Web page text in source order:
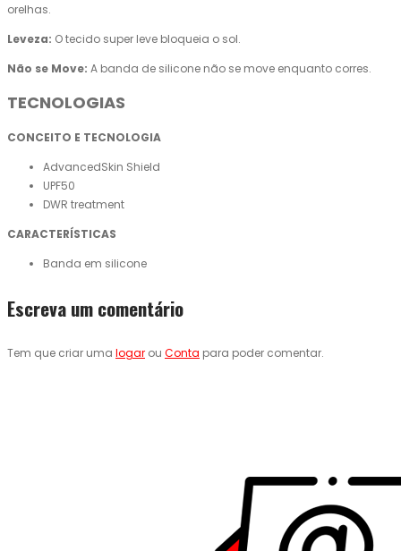
orelhas.
Leveza: O tecido super leve bloqueia o sol.
Não se Move: A banda de silicone não se move enquanto corres.
TECNOLOGIAS
CONCEITO E TECNOLOGIA
AdvancedSkin Shield
UPF50
DWR treatment
CARACTERÍSTICAS
Banda em silicone
Escreva um comentário
Tem que criar uma logar ou Conta para poder comentar.